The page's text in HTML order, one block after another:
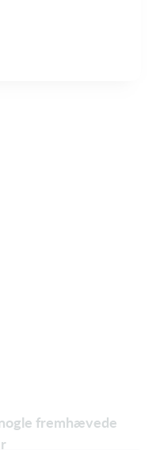
fremhævede